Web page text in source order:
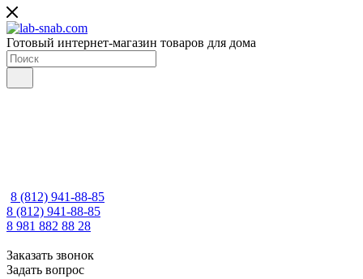
Готовый интернет-магазин товаров для дома
8 (812) 941-88-85
8 (812) 941-88-85
8 981 882 88 28
Заказать звонок
Задать вопрос